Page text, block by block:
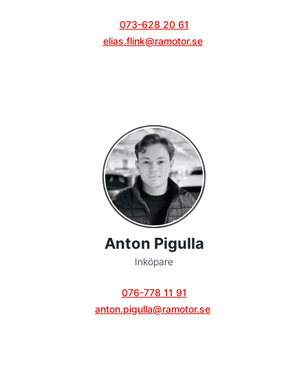
073-628 20 61
elias.flink@ramotor.se
Anton Pigulla
Inköpare
076-778 11 91
anton.pigulla@ramotor.se